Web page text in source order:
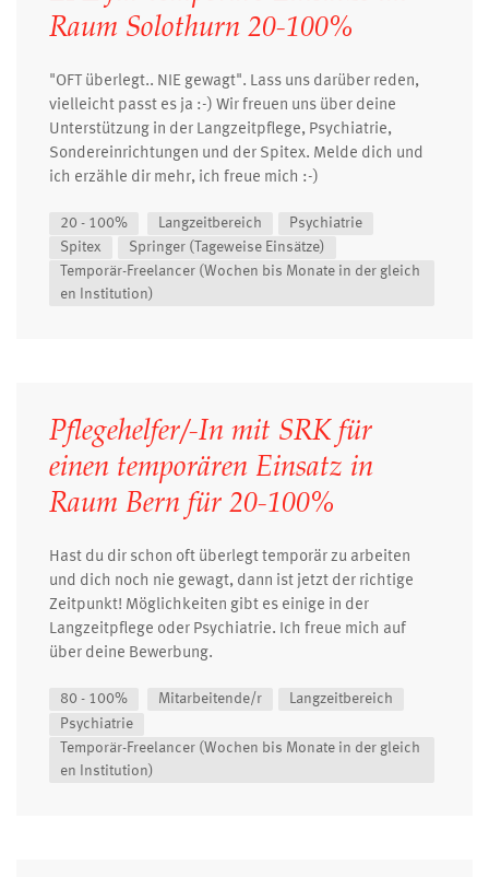
Raum Solothurn 20-100%
"OFT überlegt.. NIE gewagt". Lass uns darüber reden,
vielleicht passt es ja :-) Wir freuen uns über deine
Unterstützung in der Langzeitpflege, Psychiatrie,
Sondereinrichtungen und der Spitex. Melde dich und
ich erzähle dir mehr, ich freue mich :-)
20 - 100% Langzeitbereich
Psychiatrie
Spitex
Springer (Tageweise Einsätze)
Temporär-Freelancer (Wochen bis Monate in der gleich
en Institution)
Pflegehelfer/-In mit SRK für
einen temporären Einsatz in
Raum Bern für 20-100%
Hast du dir schon oft überlegt temporär zu arbeiten
und dich noch nie gewagt, dann ist jetzt der richtige
Zeitpunkt! Möglichkeiten gibt es einige in der
Langzeitpflege oder Psychiatrie. Ich freue mich auf
über deine Bewerbung.
80 - 100% Mitarbeitende/r
Langzeitbereich
Psychiatrie
Temporär-Freelancer (Wochen bis Monate in der gleich
en Institution)